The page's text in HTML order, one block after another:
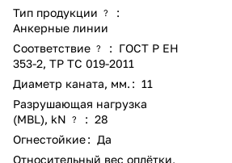
Тип продукции
?
:
Анкерные линии
Соответствие ? : ГОСТ Р ЕН
353-2, ТР ТС 019-2011
Диаметр каната, мм. : 11
Разрушающая нагрузка
(MBL), kN
? : 28
Огнестойкие: Да
Относительный вес оплётки,